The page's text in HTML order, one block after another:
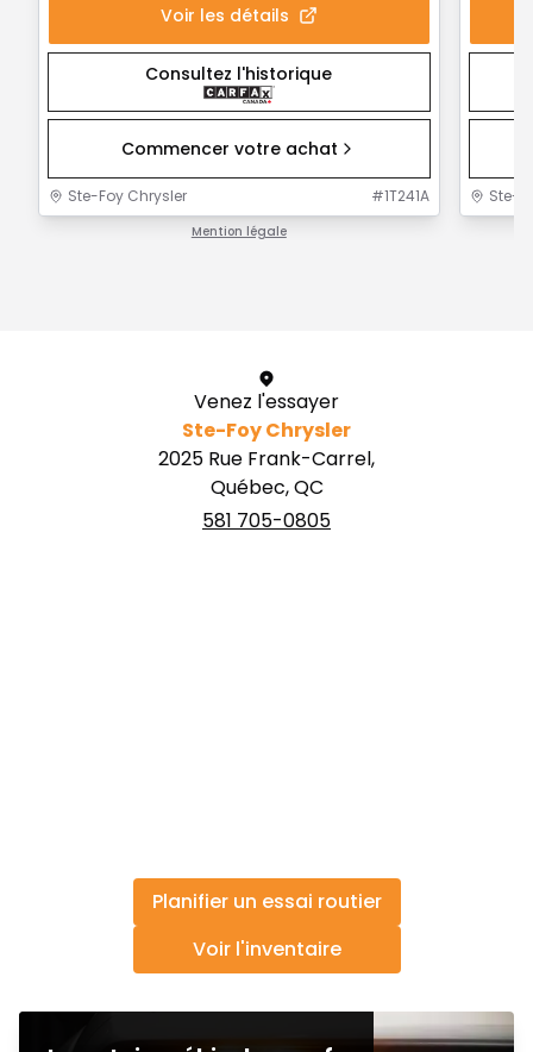
Voir les détails
Consultez l'historique
Commencer votre achat
Ste-Foy Chrysler #1T241A
Mention légale
Ste-
Venez l'essayer
Ste-Foy Chrysler
2025 Rue Frank-Carrel,
Québec, QC
581 705-0805
Planifier un essai routier
Voir l'inventaire